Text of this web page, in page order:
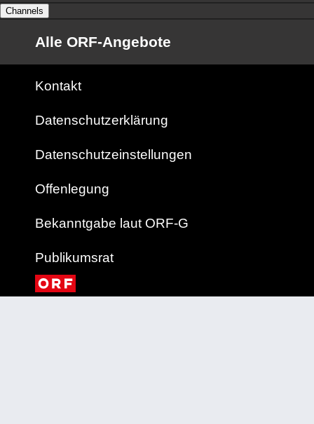
Channels
Alle ORF-Angebote
Kontakt
Datenschutzerklärung
Datenschutzeinstellungen
Offenlegung
Bekanntgabe laut ORF-G
Publikumsrat